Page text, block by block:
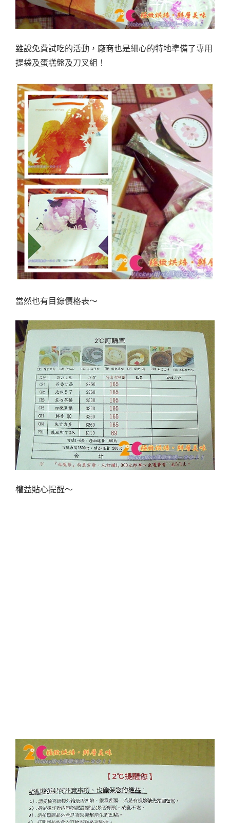
雖說免費試吃的活動，廠商也是細心的特地準備了專用
提袋及蛋糕盤及刀叉組！
當然也有目錄價格表～
權益貼心提醒～